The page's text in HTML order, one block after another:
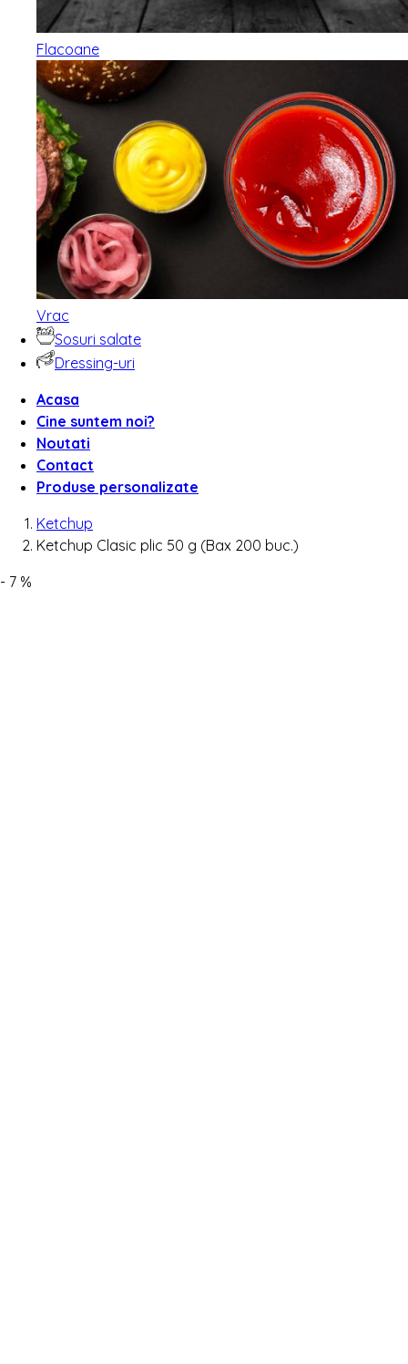
Flacoane
Vrac
Sosuri salate
Dressing-uri
Acasa
Cine suntem noi?
Noutati
Contact
Produse personalizate
Ketchup
Ketchup Clasic plic 50 g (Bax 200 buc.)
- 7 %